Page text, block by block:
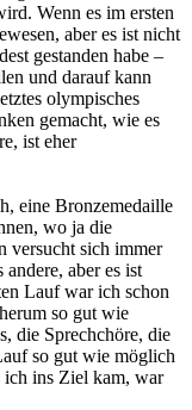
Wenn es im ersten
aber es ist nicht
gestanden habe –
und darauf kann
olympisches
gemacht, wie es
ist eher
eine Bronzemedaille
wo ja die
versucht sich immer
aber es ist
Lauf war ich schon
so gut wie
die Sprechchöre, die
so gut wie möglich
ins Ziel kam, war